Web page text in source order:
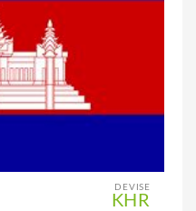
DEVISE
KHR